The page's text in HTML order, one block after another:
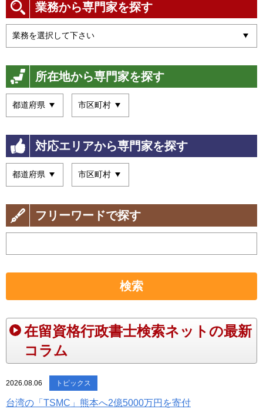
業務から専門家を探す
所在地から専門家を探す
対応エリアから専門家を探す
フリーワードで探す
検索
在留資格行政書士検索ネットの最新
コラム
2026.08.06 トピックス
台湾の「TSMC」熊本へ2億5000万円を寄付